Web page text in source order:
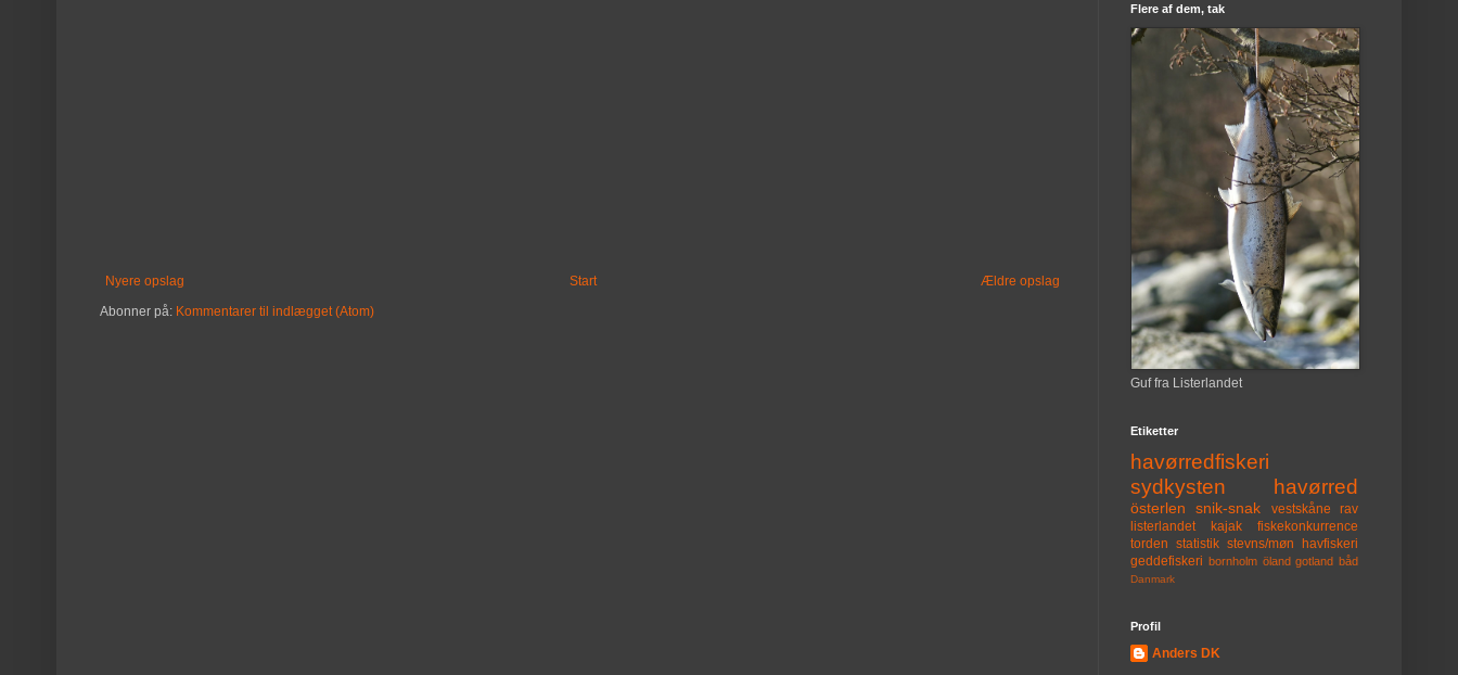
Nyere opslag Ældre opslag
Start
Abonner på: Kommentarer til indlægget (Atom)
Flere af dem, tak
Guf fra Listerlandet
Etiketter
havørredfiskeri
sydkysten
havørred
österlen snik-snak vestskåne
rav
listerlandet
kajak
fiskekonkurrence
torden statistik stevns/møn
havfiskeri
geddefiskeri bornholm öland gotland båd
Danmark
Profil
Anders DK